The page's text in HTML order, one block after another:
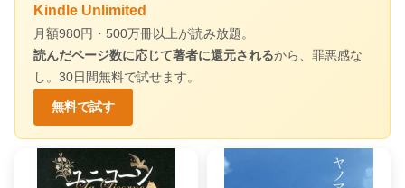
Kindle Unlimited
月額980円・500万冊以上が読み放題。
読んだページ数に応じて著者に還元されるから、罪悪感な
し。30日間無料で試せます。
無料で試す